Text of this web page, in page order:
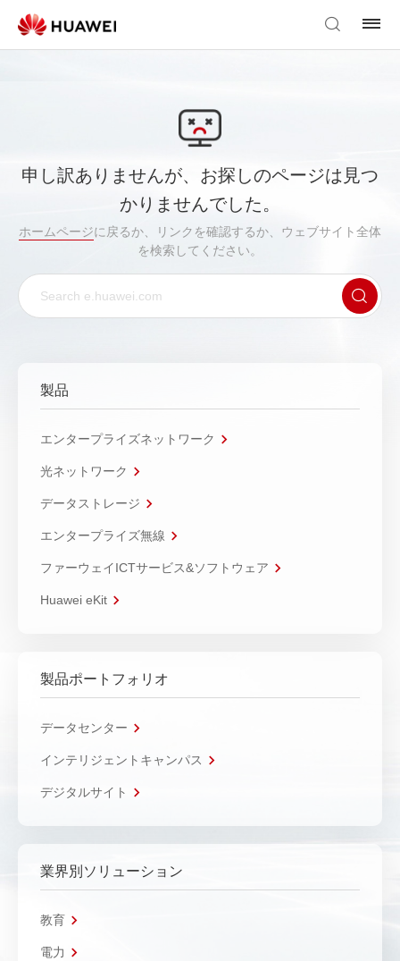
申し訳ありませんが、お探しのページは見つ
かりませんでした。
ホームページに戻るか、リンクを確認するか、ウェブサイト全体
を検索してください。
製品
エンタープライズネットワーク
光ネットワーク
データストレージ
エンタープライズ無線
ファーウェイICTサービス&ソフトウェア
Huawei eKit
製品ポートフォリオ
データセンター
インテリジェントキャンパス
デジタルサイト
業界別ソリューション
教育
電力